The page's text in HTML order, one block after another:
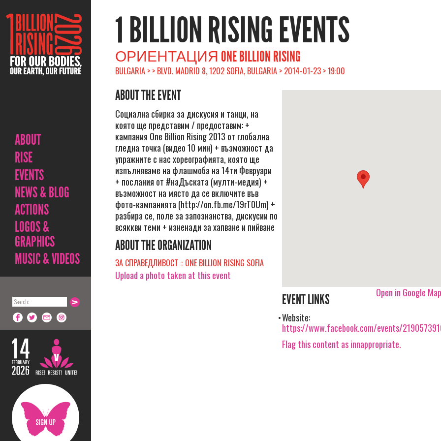
ABOUT
RISE
EVENTS
NEWS & BLOG
ACTIONS
LOGOS &
GRAPHICS
MUSIC & VIDEOS
1 BILLION RISING EVENTS
ОРИЕНТАЦИЯ ONE BILLION RISING
BULGARIA > > BLVD. MADRID 8, 1202 SOFIA, BULGARIA > 2014-01-23 > 19:00
ABOUT THE EVENT
Социална сбирка за дискусия и танци, на
която ще представим / предоставим: +
кампания One Billion Rising 2013 от глобална
гледна точка (видео 10 мин) + възможност да
упражните с нас хореографията, която ще
изпълняваме на флашмоба на 14ти Февруари
+ послания от #наДъската (мулти-медия) +
възможност на място да се включите във
фото-кампанията (http://on.fb.me/19rT0Um) +
разбира се, поле за запознанства, дискусии по
всяккви теми + изненади за хапване и пийване
ABOUT THE ORGANIZATION
ЗА СПРАВЕДЛИВОСТ :: ONE BILLION RISING SOFIA
Upload a photo taken at this event
Open in Google
EVENT LINKS
Website:
https://www.facebook.com/events/
Flag this content as innappropriate.